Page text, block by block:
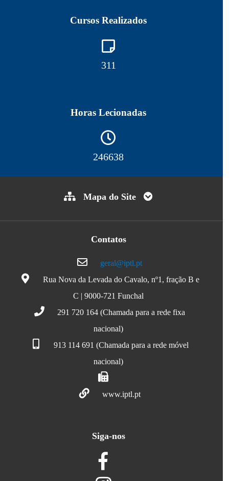
Cursos Realizados
317
Horas Lecionadas
252027
Mapa do Site
Contatos
geral@iptl.pt
Rua Nova da Levada do Cavalo, nº1, fração B e
C | 9000-721 Funchal
291 720 164 (Chamada para a rede fixa
nacional)
913 114 691 (Chamada para a rede móvel
nacional)
www.iptl.pt
Siga-nos